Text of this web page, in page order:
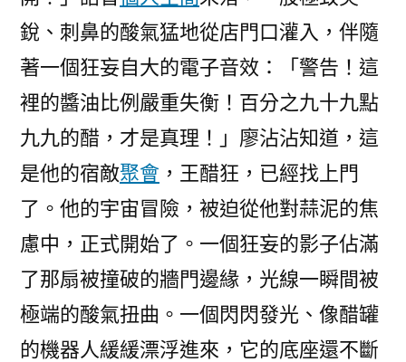
銳、刺鼻的酸氣猛地從店門口灌入，伴隨
著一個狂妄自大的電子音效：「警告！這
裡的醬油比例嚴重失衡！百分之九十九點
九九的醋，才是真理！」廖沾沾知道，這
是他的宿敵聚會 ，王醋狂，已經找上門
了。他的宇宙冒險，被迫從他對蒜泥的焦
慮中，正式開始了。一個狂妄的影子佔滿
了那扇被撞破的牆門邊緣，光線一瞬間被
極端的酸氣扭曲。一個閃閃發光、像醋罐
的機器人緩緩漂浮進來，它的底座還不斷